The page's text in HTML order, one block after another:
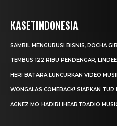
KASETINDONESIA
SAMBIL MENGURUSI BISNIS, ROCHA
TEMBUS 122 RIBU PENDENGAR,
HERI BATARA LUNCURKAN VIDEO
WONGALAS COMEBACK! SIAPKAN TUR
AGNEZ MO HADIRI IHEARTRADIO